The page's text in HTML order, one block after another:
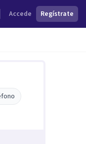
Accede Regístrate